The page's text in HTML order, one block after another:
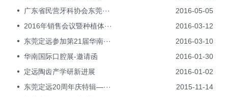
广东省民营牙科协会东莞···
2016-05-05
2016年销售会议暨种植体···
2016-03-12
东莞定远参加第21届华南···
2016-03-10
华南国际口腔展-邀请函
2016-01-30
定远陶齿产学研新进展
2016-01-02
东莞定远20周年庆特辑—···
2015-11-14